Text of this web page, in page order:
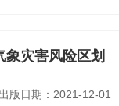
象灾害风险区划
出版日期：2021-12-01